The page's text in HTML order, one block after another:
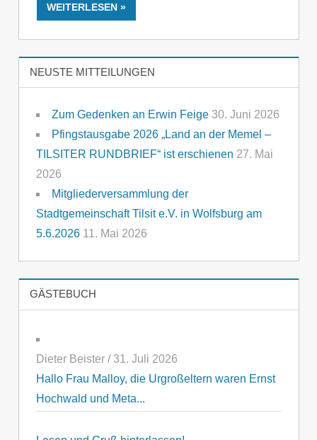
WEITERLESEN
NEUSTE MITTEILUNGEN
Zum Gedenken an Erwin Feige 30. Juni 2026
Pfingstausgabe 2026 „Land an der Memel –
TILSITER RUNDBRIEF“ ist erschienen 27. Mai
2026
Mitgliederversammlung der
Stadtgemeinschaft Tilsit e.V. in Wolfsburg am
5.6.2026 11. Mai 2026
GÄSTEBUCH
Dieter Beister/31. Juli 2026
Hallo Frau Malloy, die Urgroßeltern waren Ernst
Hochwald und Meta...